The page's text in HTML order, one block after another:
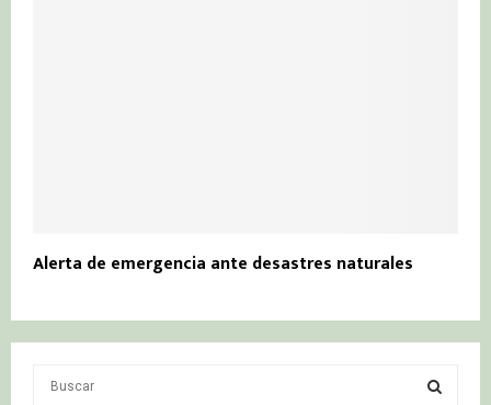
Alerta de emergencia ante desastres naturales